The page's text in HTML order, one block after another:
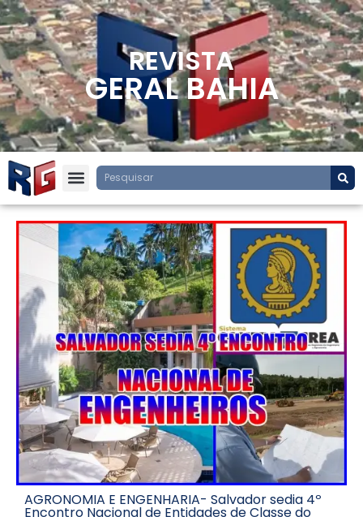
REVISTA
GERAL BAHIA
AGRONOMIA E ENGENHARIA- Salvador sedia 4º
Encontro Nacional de Entidades de Classe do